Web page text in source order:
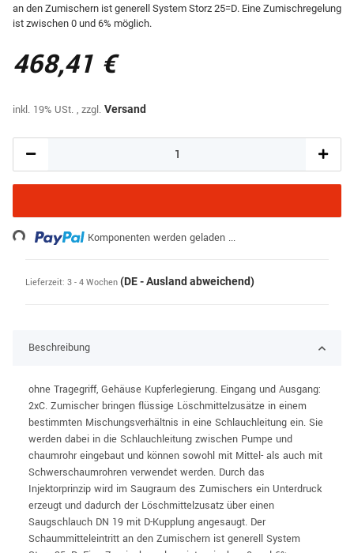
an den Zumischern ist generell System Storz 25=D. Eine Zumischregelung
ist zwischen 0 und 6% möglich.
468,41 €
inkl. 19% USt. , zzgl. Versand
Komponenten werden geladen ...
Lieferzeit: 3 - 4 Wochen (DE - Ausland abweichend)
Beschreibung
ohne Tragegriff, Gehäuse Kupferlegierung. Eingang und Ausgang:
2xC. Zumischer bringen flüssige Löschmittelzusätze in einem
bestimmten Mischungsverhältnis in eine Schlauchleitung ein. Sie
werden dabei in die Schlauchleitung zwischen Pumpe und
chaumrohr eingebaut und können sowohl mit Mittel- als auch mit
Schwerschaumrohren verwendet werden. Durch das
Injektorprinzip wird im Saugraum des Zumischers ein Unterdruck
erzeugt und dadurch der Löschmittelzusatz über einen
Saugschlauch DN 19 mit D-Kupplung angesaugt. Der
Schaummitteleintritt an den Zumischern ist generell System